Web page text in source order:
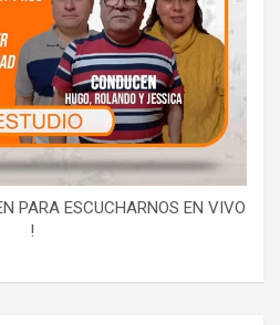
PARA ESCUCHARNOS EN VIVO
!